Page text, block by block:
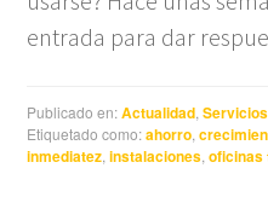
entrada para dar
Publicado en:Actualidad ,Servicios
Etiquetado como:ahorro ,
inmediatez ,instalaciones ,oficinas